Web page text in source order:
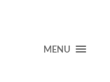
MENU